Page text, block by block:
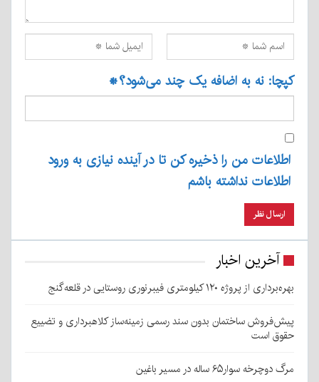
کپچا: نه به اضافه یک چند می‌شود؟*
اطلاعات من را ذخیره کن تا در آینده نیازی به ورود
اطلاعات نداشته باشم
آخرین اخبار
بهره‌برداری از پروژه ۱۲۰ کیلومتری فیبرنوری روستایی در قلعه‌گنج
پیش‌فروش ساختمان بدون سند رسمی زمینه‌ساز کلاهبرداری و تضییع
حقوق است
مرگ دوچرخه سوار۶۵ ساله در مسیر باغین